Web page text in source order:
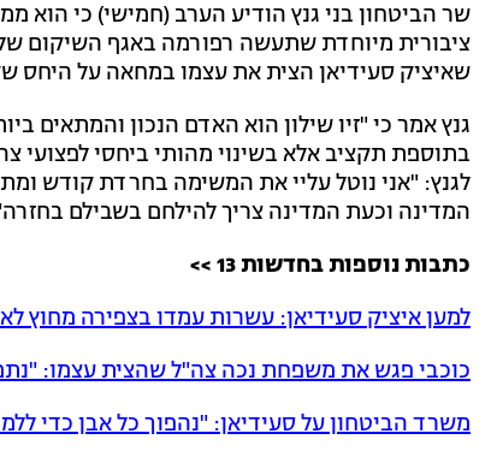
שר הביטחון בני גנץ הודיע הערב (חמישי) כי הוא
ציבורית מיוחדת שתעשה רפורמה באגף השיקום
שאיציק סעידיאן הצית את עצמו במחאה על היחס
גנץ אמר כי "זיו שילון הוא האדם הנכון והמתאים
בתוספת תקציב אלא בשינוי מהותי ביחסי לפצועי
לגנץ: "אני נוטל עליי את המשימה בחרדת קודש
המדינה וכעת המדינה צריך להילחם בשבילם
כתבות נוספות בחדשות 13 >>
למען איציק סעידיאן: עשרות עמדו בצפירה מחוץ
כוכבי פגש את משפחת נכה צה"ל שהצית עצמו:
משרד הביטחון על סעידיאן: "נהפוך כל אבן כדי